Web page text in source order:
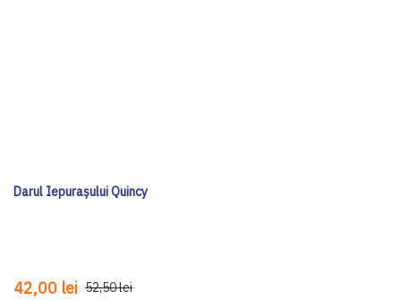
Darul Iepurașului Quincy
42,00 lei 52,50 lei